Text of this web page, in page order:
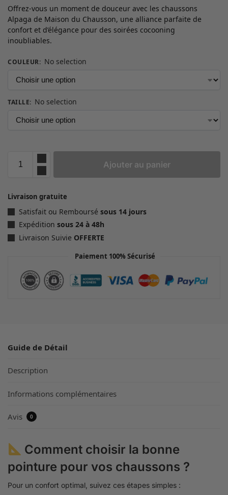
Offrez-vous un moment de douceur avec les chaussons
Alpaga de Maison du Chausson, une alliance parfaite de
confort et d’élégance pour des soirées cocooning
inoubliables.
COULEUR: No selection
TAILLE: No selection
Ajouter au panier
Livraison gratuite
Satisfait ou Remboursé sous 14 jours
Expédition sous 24 à 48h
Livraison Suivie OFFERTE
Paiement 100% Sécurisé
Guide de Détail
Description
Informations complémentaires
Avis 0
Comment choisir la bonne
pointure pour vos chaussons ?
Pour un confort optimal, suivez ces étapes simples :